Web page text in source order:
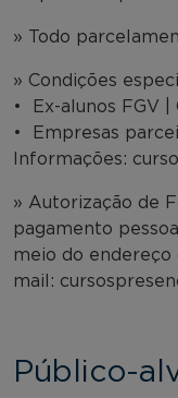
» Todo
» Condições
• Ex-alunos FGV
• Empresas
Informações:
» Autorização de
pagamento
meio do endereço
mail:
Público-